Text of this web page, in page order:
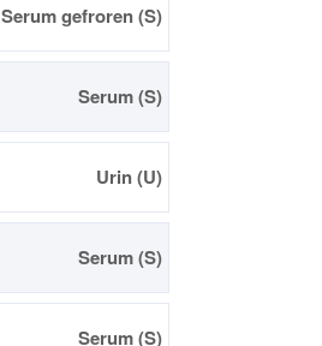
Serum gefroren (S)
Serum (S)
Urin (U)
Serum (S)
Serum (S)